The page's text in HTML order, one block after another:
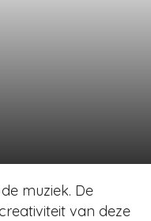
muziek. De
van deze